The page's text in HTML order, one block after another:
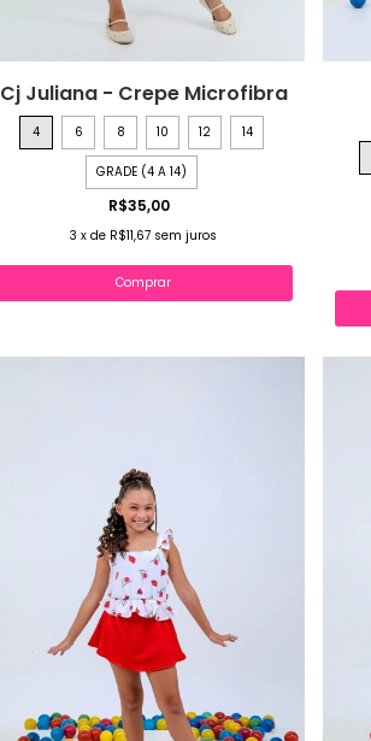
Cj Juliana - Crepe Microfibra
4 6 8 10 12 14
GRADE (4 A 14)
R$35,00
3 xde R$11,67 sem juros
Comprar